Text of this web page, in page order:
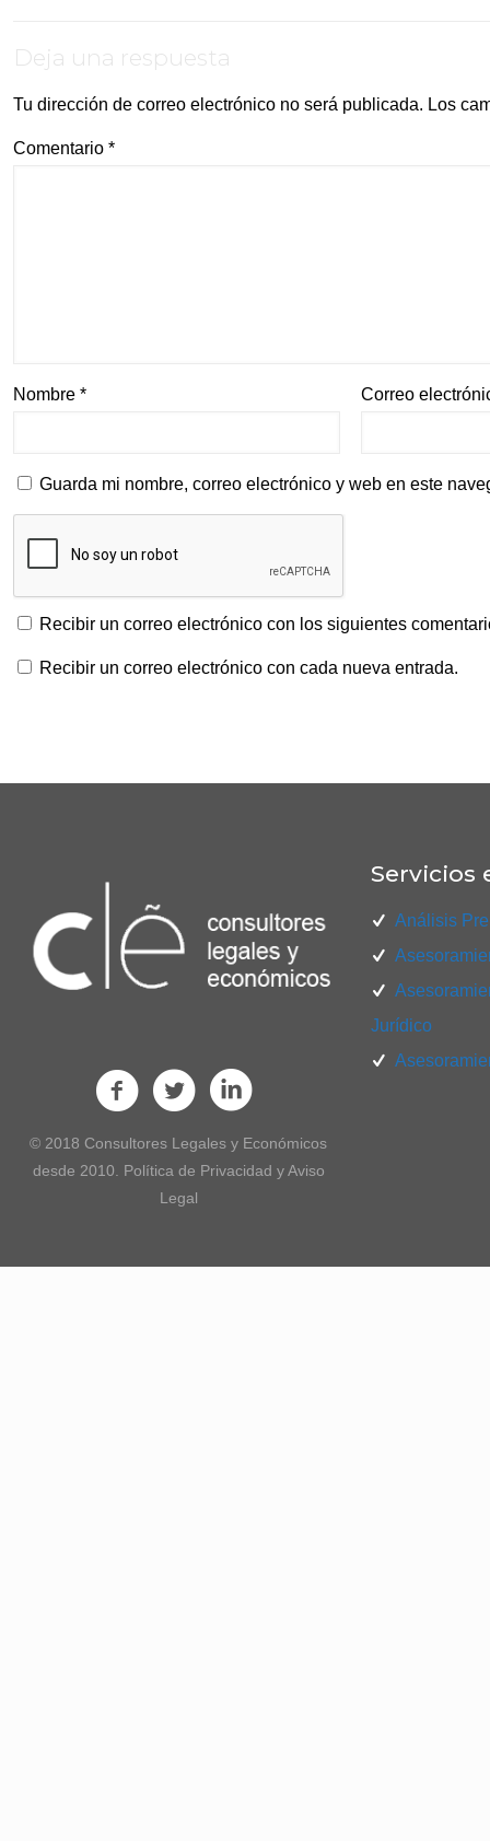
Deja una respuesta
Tu dirección de correo electrónico no será publicada. Los
Comentario *
Nombre * Correo
Guarda mi nombre, correo electrónico y web en este
Recibir un correo electrónico con los siguientes
Recibir un correo electrónico con cada nueva entrada.
© 2018 Consultores Legales y Económicos
desde 2010. Política de Privacidad y Aviso
Legal
Servicios
Análisis
Jurídico